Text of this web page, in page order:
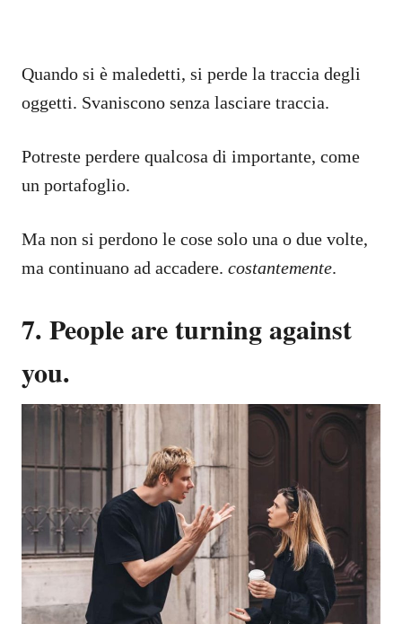
Quando si è maledetti, si perde la traccia degli
oggetti. Svaniscono senza lasciare traccia.
Potreste perdere qualcosa di importante, come
un portafoglio.
Ma non si perdono le cose solo una o due volte,
ma continuano ad accadere. costantemente.
7. People are turning against
you.